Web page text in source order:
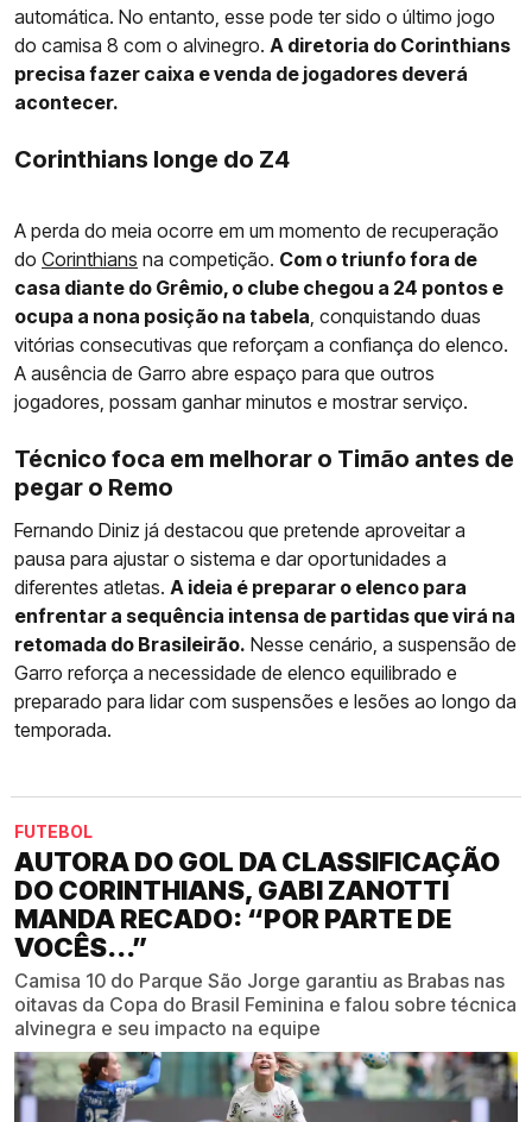
automática. No entanto, esse pode ter sido o último jogo
do camisa 8 com o alvinegro. A diretoria do Corinthians
precisa fazer caixa e venda de jogadores deverá
acontecer.
Corinthians longe do Z4
A perda do meia ocorre em um momento de recuperação
do Corinthians na competição. Com o triunfo fora de
casa diante do Grêmio, o clube chegou a 24 pontos e
ocupa a nona posição na tabela , conquistando duas
vitórias consecutivas que reforçam a confiança do elenco.
A ausência de Garro abre espaço para que outros
jogadores, possam ganhar minutos e mostrar serviço.
Técnico foca em melhorar o Timão antes de
pegar o Remo
Fernando Diniz já destacou que pretende aproveitar a
pausa para ajustar o sistema e dar oportunidades a
diferentes atletas. A ideia é preparar o elenco para
enfrentar a sequência intensa de partidas que virá na
retomada do Brasileirão. Nesse cenário, a suspensão de
Garro reforça a necessidade de elenco equilibrado e
preparado para lidar com suspensões e lesões ao longo da
temporada.
FUTEBOL
AUTORA DO GOL DA CLASSIFICAÇÃO
DO CORINTHIANS, GABI ZANOTTI
MANDA RECADO: “POR PARTE DE
VOCÊS...”
Camisa 10 do Parque São Jorge garantiu as Brabas nas
oitavas da Copa do Brasil Feminina e falou sobre técnica
alvinegra e seu impacto na equipe